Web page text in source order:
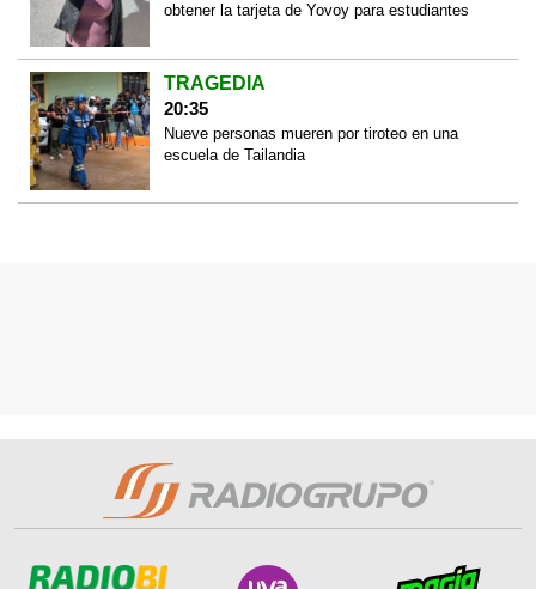
obtener la tarjeta de Yovoy para estudiantes
TRAGEDIA
20:35
Nueve personas mueren por tiroteo en una
escuela de Tailandia